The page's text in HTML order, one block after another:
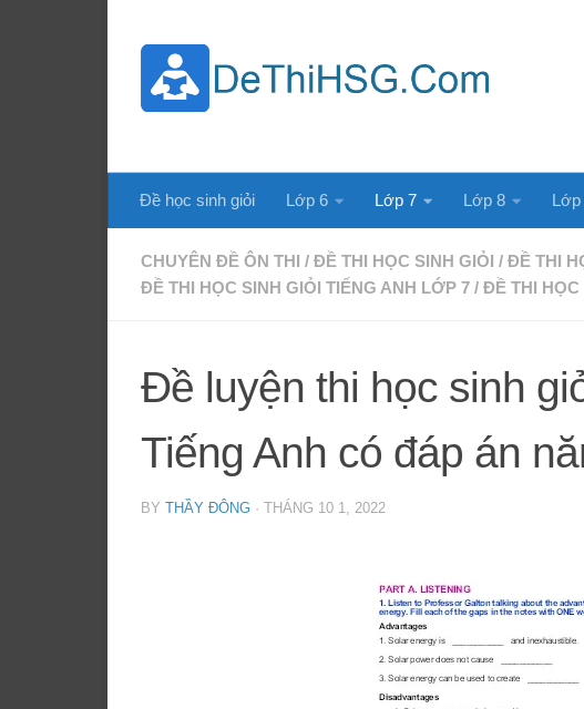
Đề học sinh giỏi Lớp 6 Lớp 7 Lớp 8 Lớp
CHUYÊN ĐỀ ÔN THI / ĐỀ THI HỌC SINH GIỎI / ĐỀ THI
ĐỀ THI HỌC SINH GIỎI TIẾNG ANH LỚP 7 / ĐỀ THI HỌC
Đề luyện thi học sinh
Tiếng Anh có đáp án
BY THẦY ĐÔNG · THÁNG 10 1, 2022